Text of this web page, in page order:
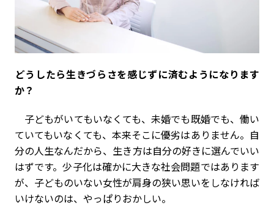
――どうしたら生きづらさを感じずに済むようになります
か？
子どもがいてもいなくても、未婚でも既婚でも、働い
ていてもいなくても、本来そこに優劣はありません。自
分の人生なんだから、生き方は自分の好きに選んでいい
はずです。少子化は確かに大きな社会問題ではあります
が、子どものいない女性が肩身の狭い思いをしなければ
いけないのは、やっぱりおかしい。